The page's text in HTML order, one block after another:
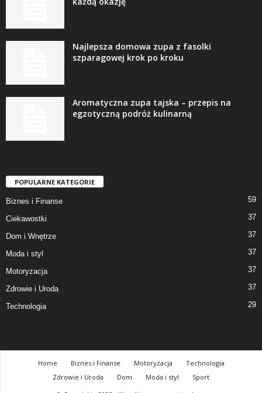
Najlepsza domowa zupa z fasolki
szparagowej krok po kroku
Aromatyczna zupa tajska – przepis na
egzotyczną podróż kulinarną
POPULARNE KATEGORIE
Biznes i Finanse 59
Ciekawostki 37
Dom i Wnętrze 37
Moda i styl 37
Motoryzacja 37
Zdrowie i Uroda 37
Technologia 29
Home Biznes i Finanse Motoryzacja
Technologia
Zdrowie i Uroda
Dom Moda i styl
Sport